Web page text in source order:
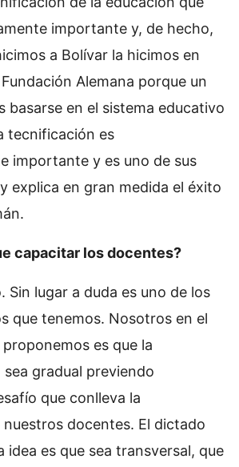
importante y, de hecho,
a Bolívar la hicimos en
Alemana porque un
basarse en el sistema educativo
tecnificación es
importante y es uno de sus
explica en gran medida el éxito
capacitar los docentes?
Sin lugar a duda es uno de los
que tenemos. Nosotros en el
es que la
gradual previendo
que conlleva la
docentes. El dictado
idea es que sea transversal, que